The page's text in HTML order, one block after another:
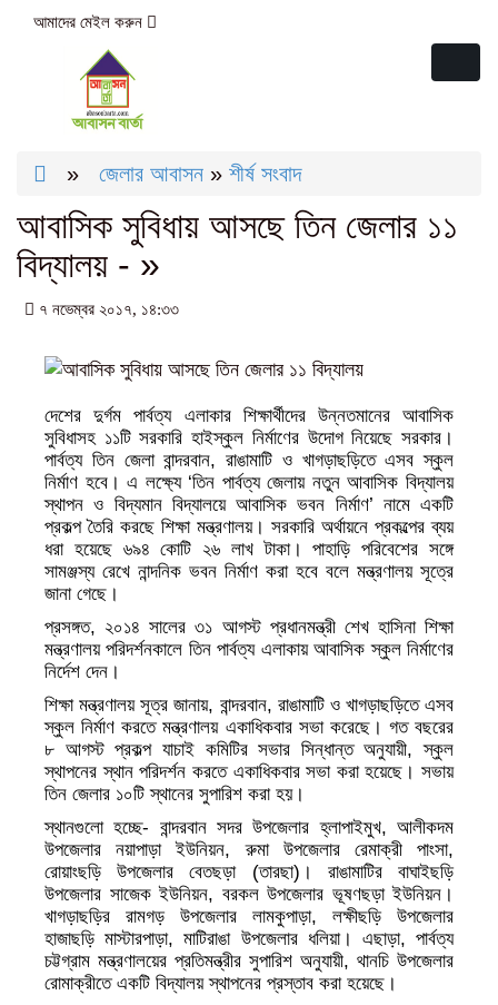
আমাদের মেইল করুন
» জেলার আবাসন » শীর্ষ সংবাদ
আবাসিক সুবিধায় আসছে তিন জেলার ১১
বিদ্যালয় - »
৭ নভেম্বর ২০১৭, ১৪:৩৩
দেশের দুর্গম পার্বত্য এলাকার শিক্ষার্থীদের উন্নতমানের আবাসিক
সুবিধাসহ ১১টি সরকারি হাইস্কুল নির্মাণের উদোগ নিয়েছে সরকার।
পার্বত্য তিন জেলা বান্দরবান, রাঙামাটি ও খাগড়াছড়িতে এসব স্কুল
নির্মাণ হবে। এ লক্ষ্যে ‘তিন পার্বত্য জেলায় নতুন আবাসিক বিদ্যালয়
স্থাপন ও বিদ্যমান বিদ্যালয়ে আবাসিক ভবন নির্মাণ’ নামে একটি
প্রকল্প তৈরি করছে শিক্ষা মন্ত্রণালয়। সরকারি অর্থায়নে প্রকল্পের ব্যয়
ধরা হয়েছে ৬৯৪ কোটি ২৬ লাখ টাকা। পাহাড়ি পরিবেশের সঙ্গে
সামঞ্জস্য রেখে নান্দনিক ভবন নির্মাণ করা হবে বলে মন্ত্রণালয় সূত্রে
জানা গেছে।
প্রসঙ্গত, ২০১৪ সালের ৩১ আগস্ট প্রধানমন্ত্রী শেখ হাসিনা শিক্ষা
মন্ত্রণালয় পরিদর্শনকালে তিন পার্বত্য এলাকায় আবাসিক স্কুল নির্মাণের
নির্দেশ দেন।
শিক্ষা মন্ত্রণালয় সূত্র জানায়, বান্দরবান, রাঙামাটি ও খাগড়াছড়িতে এসব
স্কুল নির্মাণ করতে মন্ত্রণালয় একাধিকবার সভা করেছে। গত বছরের
৮ আগস্ট প্রকল্প যাচাই কমিটির সভার সিন্ধান্ত অনুযায়ী, স্কুল
স্থাপনের স্থান পরিদর্শন করতে একাধিকবার সভা করা হয়েছে। সভায়
তিন জেলার ১০টি স্থানের সুপারিশ করা হয়।
স্থানগুলো হচ্ছে- বান্দরবান সদর উপজেলার হ্লাপাইমুখ, আলীকদম
উপজেলার নয়াপাড়া ইউনিয়ন, রুমা উপজেলার রেমাক্রী পাংসা,
রোয়াংছড়ি উপজেলার বেতছড়া (তারছা)। রাঙামাটির বাঘাইছড়ি
উপজেলার সাজেক ইউনিয়ন, বরকল উপজেলার ভূষণছড়া ইউনিয়ন।
খাগড়াছড়ির রামগড় উপজেলার লামকুপাড়া, লক্ষীছড়ি উপজেলার
হাজাছড়ি মাস্টারপাড়া, মাটিরাঙা উপজেলার ধলিয়া। এছাড়া, পার্বত্য
চট্টগ্রাম মন্ত্রণালয়ের প্রতিমন্ত্রীর সুপারিশ অনুযায়ী, থানচি উপজেলার
রোমাক্রীতে একটি বিদ্যালয় স্থাপনের প্রস্তাব করা হয়েছে।